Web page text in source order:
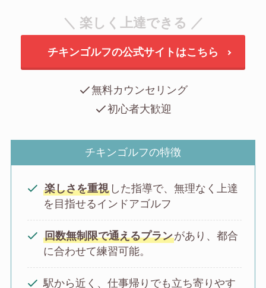
＼ 楽しく上達できる ／
チキンゴルフの公式サイトはこちら
無料カウンセリング
初心者大歓迎
チキンゴルフの特徴
楽しさを重視した指導で、無理なく上達
を目指せるインドアゴルフ
回数無制限で通えるプランがあり、都合
に合わせて練習可能。
駅から近く、仕事帰りでも立ち寄りやす